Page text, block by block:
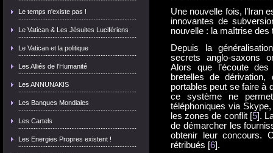
Le temps n'existe pas !
Le Vatican & Les Jésuites Lucifériens
Le Vatican et la politique
Les Alliés de l'Humanité
Les ANNUNAKIS
Les Banques Mondiales
Les Cartels
Les Energies Propres existent !
Une nouvelle fois, l’Iran
innovantes de
nouvelle : la maîtrise des
Depuis la
secrets anglo-saxons
Alors que l’écoute
bretelles de
portables peut se faire à
ce système ne permet
téléphoniques via
les zones de conflit [5].
de démarcher les
obtenir leur concours.
rétribués [6].